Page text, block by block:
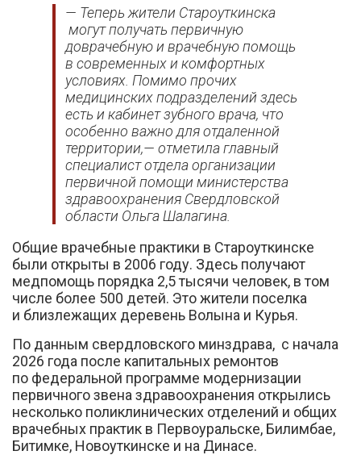
— Теперь жители Староуткинска
могут получать первичную
доврачебную и врачебную помощь
в современных и комфортных
условиях. Помимо прочих
медицинских подразделений здесь
есть и кабинет зубного врача, что
особенно важно для отдаленной
территории,— отметила главный
специалист отдела организации
первичной помощи министерства
здравоохранения Свердловской
области Ольга Шалагина.
Общие врачебные практики в Староуткинске
были открыты в 2006 году. Здесь получают
медпомощь порядка 2,5 тысячи человек, в том
числе более 500 детей. Это жители поселка
и близлежащих деревень Волына и Курья.
По данным свердловского минздрава, с начала
2026 года после капитальных ремонтов
по федеральной программе модернизации
первичного звена здравоохранения открылись
несколько поликлинических отделений и общих
врачебных практик в Первоуральске, Билимбае,
Битимке, Новоуткинске и на Динасе.